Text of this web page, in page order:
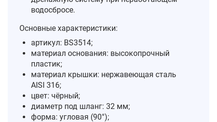
водосбросе.
Основные характеристики:
артикул: BS3514;
материал основания: высокопрочный
пластик;
материал крышки: нержавеющая сталь
AISI 316;
цвет: чёрный;
диаметр под шланг: 32 мм;
форма: угловая (90°);